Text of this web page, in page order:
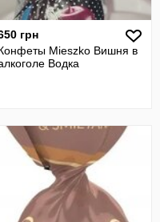
грн
Mieszko Вишня в
Водка